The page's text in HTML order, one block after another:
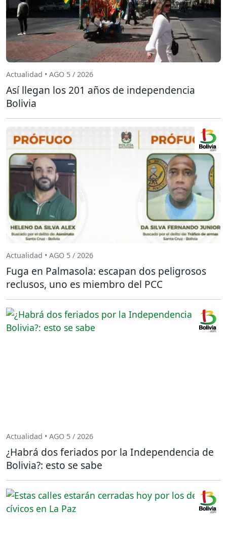
Actualidad • AGO 5 / 2026
Así llegan los 201 años de independencia
Bolivia
Actualidad • AGO 5 / 2026
Fuga en Palmasola: escapan dos peligrosos
reclusos, uno es miembro del PCC
Actualidad • AGO 5 / 2026
¿Habrá dos feriados por la Independencia de
Bolivia?: esto se sabe